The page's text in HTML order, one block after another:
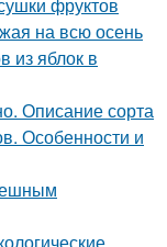
на всю осень
из яблок в
Описание сорта
Особенности и